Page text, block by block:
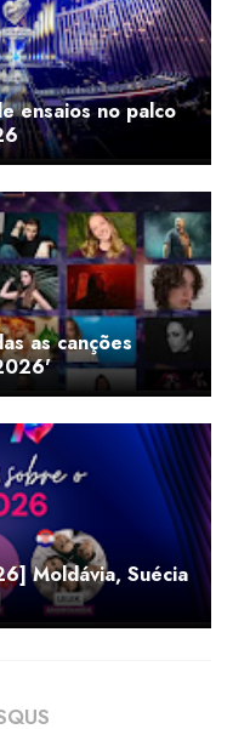
ensaios no palco
as canções
Moldávia, Suécia